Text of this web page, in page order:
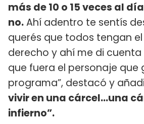
más de 10 o 15 veces al
no.Ahí adentro te sentís
querés que todos tengan
derecho y ahí me di
que fuera el personaje que
programa”, destacó y
vivir en una cárcel...una
infierno”.